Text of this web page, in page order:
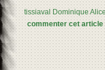
tissiaval Dominique
commenter cet article